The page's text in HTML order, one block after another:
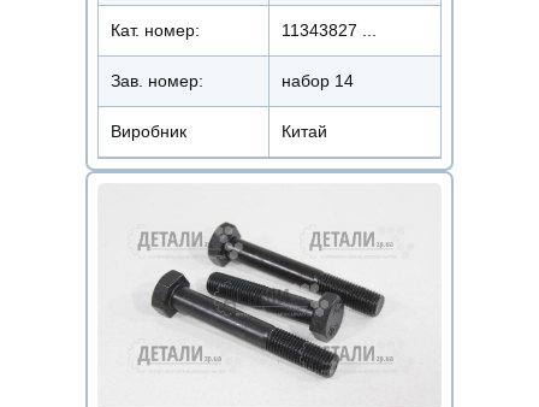
Кат. номер: 11343827 ...
Зав. номер: набор 14
Виробник Китай